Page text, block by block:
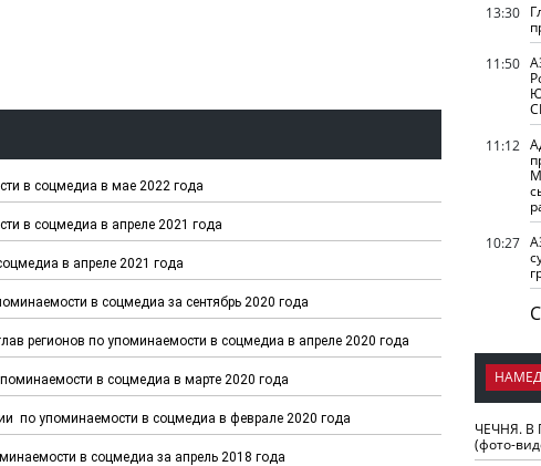
в соцмедиа в мае 2022 года
в соцмедиа в апреле 2021 года
в апреле 2021 года
в соцмедиа за сентябрь 2020 года
регионов по упоминаемости в соцмедиа в апреле 2020 года
в соцмедиа в марте 2020 года
по упоминаемости в соцмедиа в феврале 2020 года
в соцмедиа за апрель 2018 года
13:30
11:50
11:12
10:27
ЧЕЧНЯ. В
(фото-